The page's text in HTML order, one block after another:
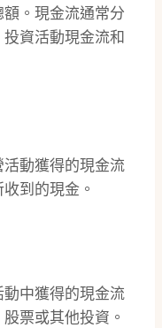
。現金流通常分
資活動現金流和
動獲得的現金流
到的現金。
中獲得的現金流
票或其他投資。